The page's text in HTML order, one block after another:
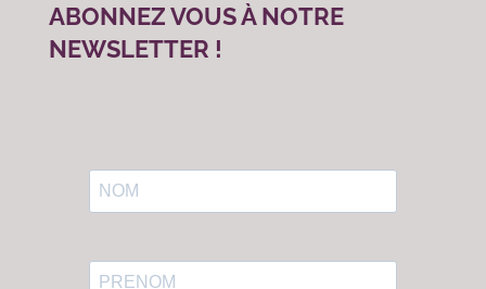
ABONNEZ VOUS À NOTRE
NEWSLETTER !